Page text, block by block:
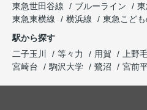
東急世田谷線
ブルーライン
東急東横線
横浜線
東急こど
駅から探す
二子玉川
等々力 用賀 上野
宮崎台
駒沢大学 鷺沼 宮前